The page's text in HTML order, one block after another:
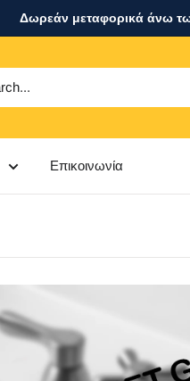
Δωρεάν μεταφορικά άνω
Επικοινωνία